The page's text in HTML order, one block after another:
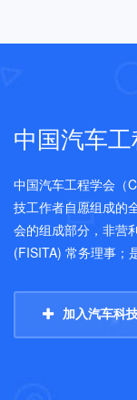
中国汽车
中国汽车工程学会（
技工作者自愿组成的
会的组成部分，非营
(FISITA) 常务理事；
加入汽车科